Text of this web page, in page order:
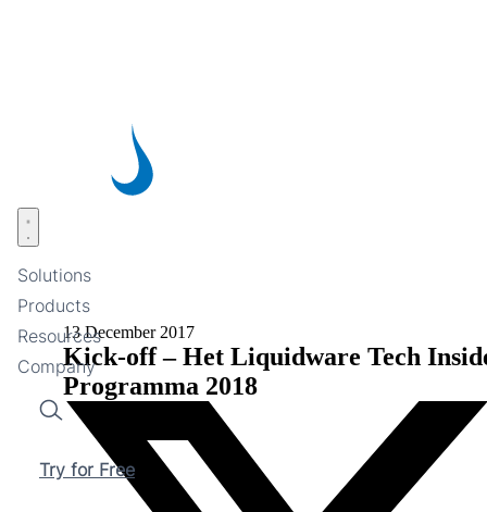
Solutions
Products
Resources
Company
Search
Try for Free
Open menu
13 December 2017
Kick-off – Het Liquidware Tech
Programma 2018